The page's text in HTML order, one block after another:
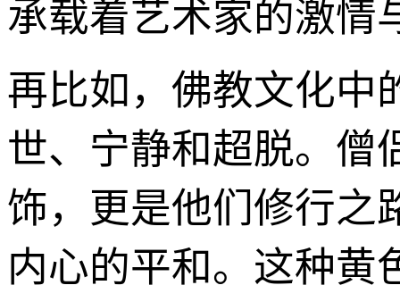
承载着艺术家的激情
再比如，佛教文化中
世、宁静和超脱。僧
饰，更是他们修行之
内心的平和。这种黄